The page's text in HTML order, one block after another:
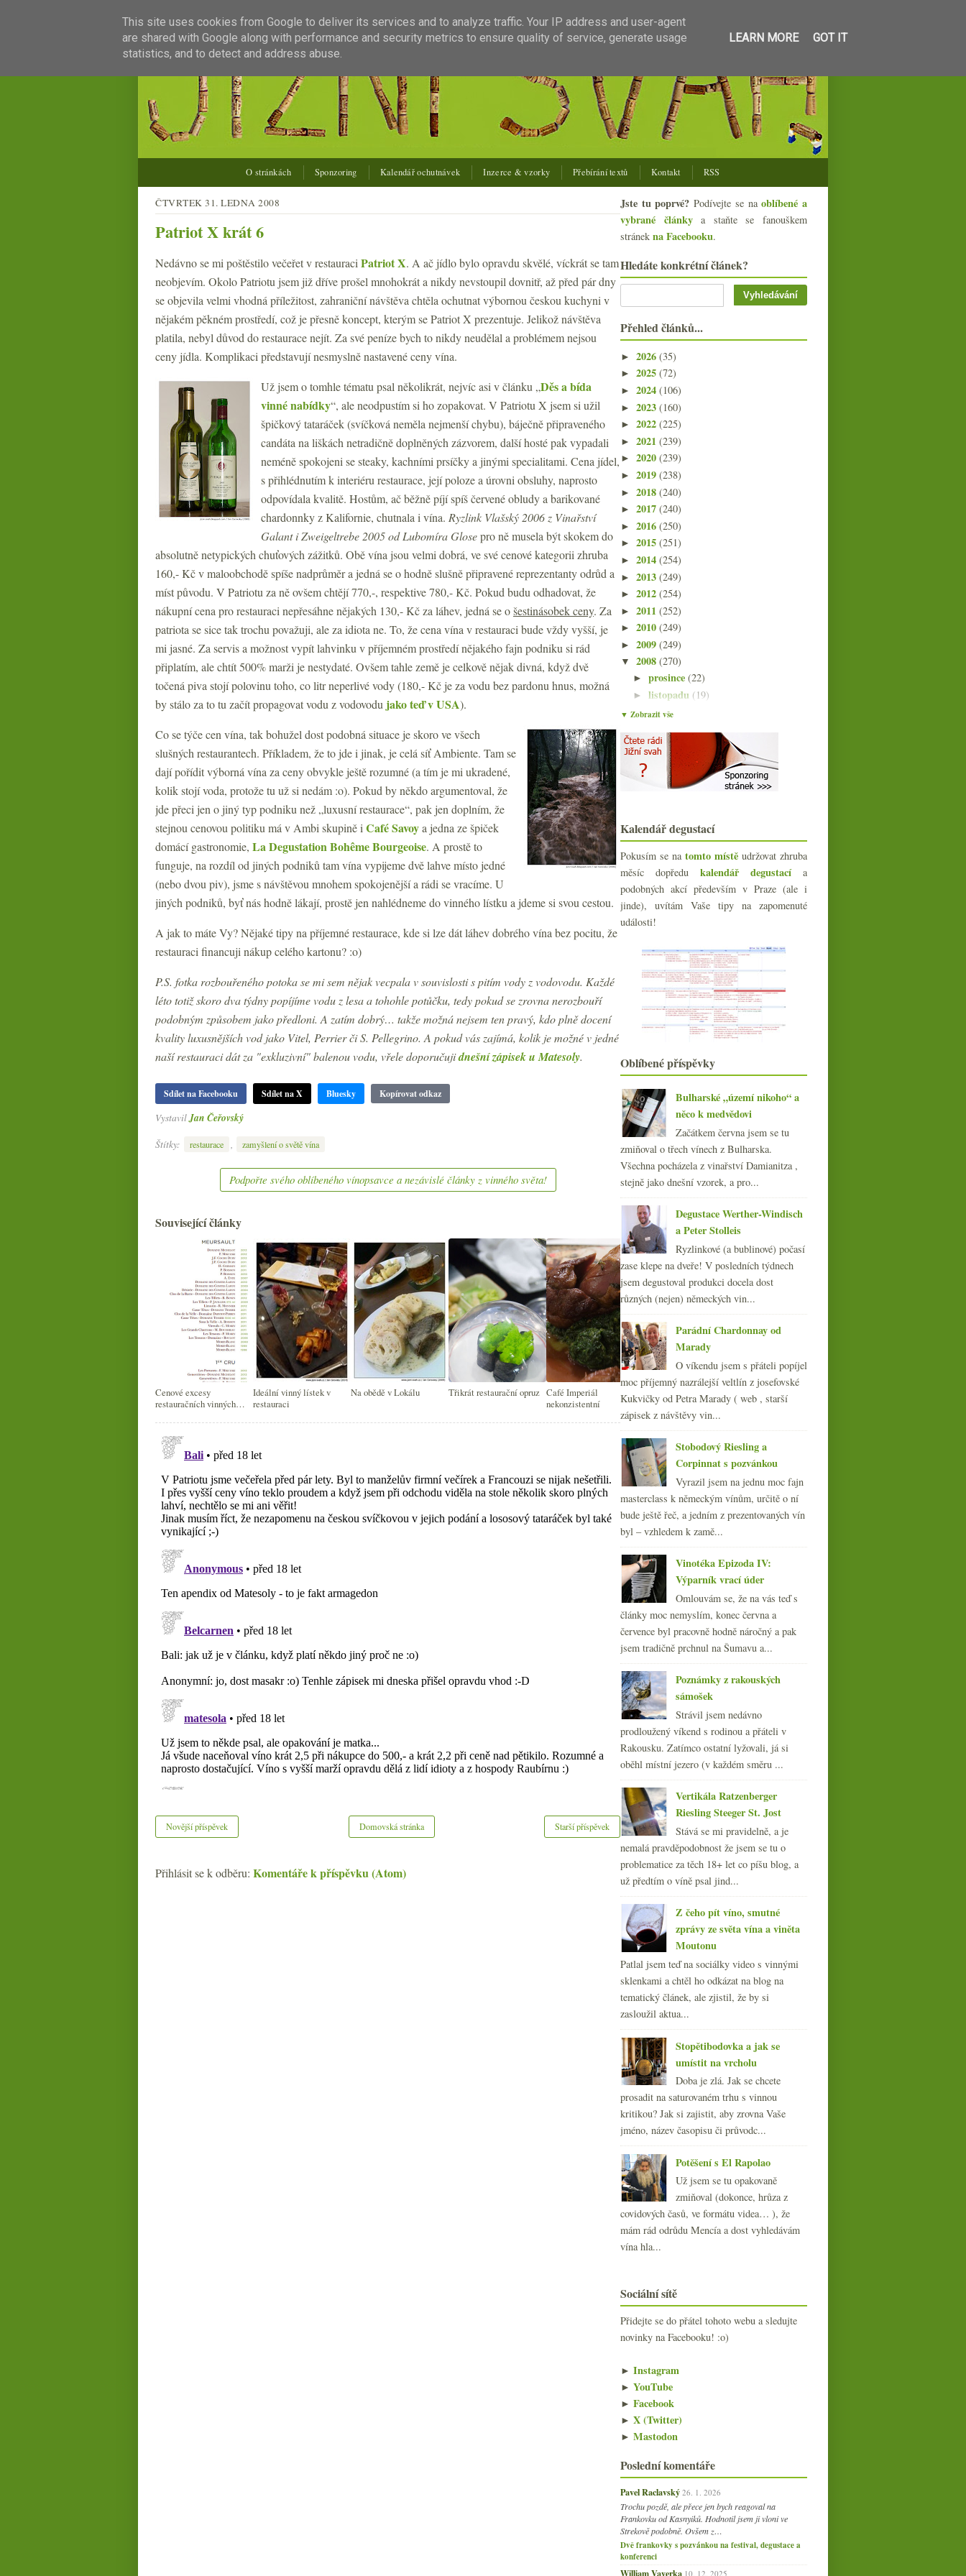
O stránkách Sponzoring Kalendář ochutnávek Inzerce & vzorky Přebírání textů Kontakt RSS
ČTVRTEK 31. LEDNA 2008
Patriot X krát 6
Nedávno se mi poštěstilo večeřet v restauraci Patriot X. A ač jídlo bylo opravdu skvělé, víckrát se tam
neobjevím. Okolo Patriotu jsem již dříve prošel mnohokrát a nikdy nevstoupil dovnitř, až před pár dny
se objevila velmi vhodná příležitost, zahraniční návštěva chtěla ochutnat výbornou českou kuchyni v
nějakém pěkném prostředí, což je přesně koncept, kterým se Patriot X prezentuje. Jelikož návštěva
platila, nebyl důvod do restaurace nejít. Za své peníze bych to nikdy neudělal a problémem nejsou
ceny jídla. Komplikaci představují nesmyslně nastavené ceny vína.
Už jsem o tomhle tématu psal několikrát, nejvíc asi v článku „Děs a bída
vinné nabídky“, ale neodpustím si ho zopakovat. V Patriotu X jsem si užil
špičkový tataráček (svíčková neměla nejmenší chybu), báječně připraveného
candáta na liškách netradičně doplněných zázvorem, další hosté pak vypadali
neméně spokojeni se steaky, kachními prsíčky a jinými specialitami. Cena jídel,
s přihlédnutím k interiéru restaurace, její poloze a úrovni obsluhy, naprosto
odpovídala kvalitě. Hostům, ač běžně píjí spíš červené obludy a barikované
chardonnky z Kalifornie, chutnala i vína. Ryzlink Vlašský 2006 z Vinařství
Galant i Zweigeltrebe 2005 od Lubomíra Glosepro ně musela být skokem do
absolutně netypických chuťových zážitků. Obě vína jsou velmi dobrá, ve své cenové kategorii zhruba
160,- Kč v maloobchodě spíše nadprůměr a jedná se o hodně slušně připravené reprezentanty odrůd a
míst původu. V Patriotu za ně ovšem chtějí 770,-, respektive 780,- Kč. Pokud budu odhadovat, že
nákupní cena pro restauraci nepřesáhne nějakých 130,- Kč za láhev, jedná se ošestinásobek ceny. Za
patriota se sice tak trochu považuji, ale za idiota ne. To, že cena vína v restauraci bude vždy vyšší, je
mi jasné. Za servis a možnost vypít lahvinku v příjemném prostředí nějakého fajn podniku si rád
připlatím, ale chtít 500% marži je nestydaté. Ovšem tahle země je celkově nějak divná, když dvě
točená piva stojí polovinu toho, co litr neperlivé vody (180,- Kč je za vodu bez pardonu hnus, možná
by stálo za to tu začít propagovat vodu z vodovodu jako teď v USA).
Co se týče cen vína, tak bohužel dost podobná situace je skoro ve všech
slušných restaurantech. Příkladem, že to jde i jinak, je celá síť Ambiente. Tam se
dají pořídit výborná vína za ceny obvykle ještě rozumné (a tím je mi ukradené,
kolik stojí voda, protože tu už si nedám :o). Pokud by někdo argumentoval, že
jde přeci jen o jiný typ podniku než „luxusní restaurace“, pak jen doplním, že
stejnou cenovou politiku má v Ambi skupině i Café Savoya jedna ze špiček
domácí gastronomie, La Degustation Bohême Bourgeoise. A prostě to
funguje, na rozdíl od jiných podniků tam vína vypijeme dvě lahve místo jedné
(nebo dvou piv), jsme s návštěvou mnohem spokojenější a rádi se vracíme. U
jiných podniků, byť nás hodně lákají, prostě jen nahlédneme do vinného lístku a jdeme si svou cestou.
A jak to máte Vy? Nějaké tipy na příjemné restaurace, kde si lze dát láhev dobrého vína bez pocitu, že
restauraci financuji nákup celého kartonu? :o)
P.S. fotka rozbouřeného potoka se mi sem nějak vecpala v souvislosti s pitím vody z vodovodu. Každé
léto totiž skoro dva týdny popíjíme vodu z lesa a tohohle potůčku, tedy pokud se zrovna nerozbouří
podobným způsobem jako předloni. A zatím dobrý… takže možná nejsem ten pravý, kdo plně docení
kvality luxusnějších vod jako Vitel, Perrier či S. Pellegrino. A pokud vás zajímá, kolik je možné v jedné
naší restauraci dát za "exkluzivní" balenou vodu, vřele doporučujidnešní zápisek u Matesoly.
Sdílet na Facebooku Sdílet na X Bluesky Kopírovat odkaz
VystavilJan Čeřovský
Štítky:
restaurace zamyšlení o světě vína
Podpořte svého oblíbeného vínopsavce a nezávislé články z vinného světa!
Související články
Cenové excesy
restauračních vinných
Ideální vinný lístek v
restauraci
Na obědě v Lokálu Třikrát restaurační opruz Café Imperiál
nekonzistentní
Café Savoy aneb
kavárenský Wiener
schnitzel
Novější příspěvek Starší příspěvek
Domovská stránka
Přihlásit se k odběru: Komentáře k příspěvku (Atom)
Jste tu poprvé? Podívejte se naoblíbené a
vybrané článkya staňte se fanouškem
stránek na Facebooku.
Hledáte konkrétní článek?
Přehled článků...
► 2026 (35)
► 2025 (72)
► 2024 (106)
► 2023 (160)
► 2022 (225)
► 2021 (239)
► 2020 (239)
► 2019 (238)
► 2018 (240)
► 2017 (240)
► 2016 (250)
► 2015 (251)
► 2014 (254)
► 2013 (249)
► 2012 (254)
► 2011 (252)
► 2010 (249)
► 2009 (249)
▼ 2008 (270)
►prosince(22)
►listopadu (19)
►října(22)
►srpna
► července(23)
► června (25)
►března(19)
ledna(24)
Patriot X krát 6
Jak jsem jedl bagetu
Vinná fotosoutěž
Svátky jeleního plecka a mladé
Degustace Azienda Agricola Roberto
Voerzio
Výsledky ankety „Z fortifikovaných
vín si nejčastě...
Vinotéka U Vavrysů
Testování vlivu sklenky na víno
Víno Revue Prague Trophy
Druhá foodbloggerská degustace
Neznámý viník a Salon vín
Zdravotní bazalková polévka
Neuburské 1999 z Weinperk
Což takhle dát si špenát…
Bachratá kyselá Ludmila
Vinařství ve Středozemi
Degustační držák na víno
U Válků válejí!
Pinot-Chardonnay z Dobré Vinice
Vínomilcův pivní zápisek
Château Talbot 2000
Citáty a průpovídky o víně
Dvouminutový výběr z Bobulí
Silvestrovské suši menu a problém
čerstvých ryb
►2007(108)
▼ Zobrazit vše
Kalendář degustací
Pokusím se na tomto místě udržovat zhruba
měsíc dopředu kalendář degustacía
podobných akcí především v Praze (ale i
jinde), uvítám Vaše tipy na zapomenuté
události!
Oblíbené příspěvky
Bulharské „území nikoho“ a
něco k medvědovi
Začátkem června jsem se tu
zmiňoval o třech vínech z Bulharska.
Všechna pocházela z vinařství Damianitza ,
stejně jako dnešní vzorek, a pro...
Degustace Werther-Windisch
a Peter Stolleis
Ryzlinkové (a bublinové) počasí
zase klepe na dveře! V posledních týdnech
jsem degustoval produkci docela dost
různých (nejen) německých vin...
Parádní Chardonnay od
Marady
O víkendu jsem s přáteli popíjel
moc příjemný nazrálejší veltlín z josefovské
Kukvičky od Petra Marady ( web , starší
zápisek z návštěvy vin...
Stobodový Riesling a
Corpinnat s pozvánkou
Vyrazil jsem na jednu moc fajn
masterclass k německým vínům, určitě o ní
bude ještě řeč, a jedním z prezentovaných vín
byl – vzhledem k zamě...
Vinotéka Epizoda IV:
Výparník vrací úder
Omlouvám se, že na vás teď s
články moc nemyslím, konec června a
července byl pracovně hodně náročný a pak
jsem tradičně prchnul na Šumavu a...
Poznámky z rakouských
sámošek
Strávil jsem nedávno
prodloužený víkend s rodinou a přáteli v
Rakousku. Zatímco ostatní lyžovali, já si
oběhl místní jezero (v každém směru ...
Vertikála Ratzenberger
Riesling Steeger St. Jost
Stává se mi pravidelně, a je
nemalá pravděpodobnost že jsem se tu o
problematice za těch 18+ let co píšu blog, a
už předtím o víně psal jind...
Z čeho pít víno, smutné
zprávy ze světa vína a viněta
Moutonu
Patlal jsem teď na sociálky video s vinnými
sklenkami a chtěl ho odkázat na blog na
tematický článek, ale zjistil, že by si
zasloužil aktua...
Stopětibodovka a jak se
umístit na vrcholu
Doba je zlá. Jak se chcete
prosadit na saturovaném trhu s vinnou
kritikou? Jak si zajistit, aby zrovna Vaše
jméno, název časopisu či průvodc...
Potěšení s El Rapolao
Už jsem se tu opakovaně
zmiňoval (dokonce, hrůza z
covidových časů, ve formátu videa… ), že
mám rád odrůdu Mencía a dost vyhledávám
vína hla...
Sociální sítě
Přidejte se do přátel tohoto webu a sledujte
novinky na Facebooku! :o)
► Instagram
► YouTube
► Facebook
► X (Twitter)
► Mastodon
Poslední komentáře
Pavel Raclavský 26. 1. 2026
Trochu pozdě, ale přece jen bych reagoval na
Frankovku od Kasnyiků. Hodnotil jsem ji vloni ve
Strekově podobně. Ovšem z…
Dvě frankovky s pozvánkou na festival, degustace a
konferenci
William Vaverka 10. 12. 2025
This site uses cookies from Google to deliver its services and to analyze traffic. Your IP address and user-agent
are shared with Google along with performance and security metrics to ensure quality of service, generate usage
statistics, and to detect and address abuse.
LEARN MORE GOT IT